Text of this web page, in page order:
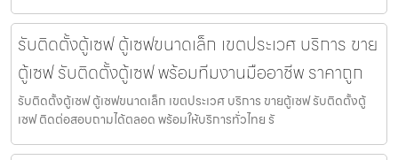
รับติดตั้งตู้เซฟ ตู้เซฟขนาดเล็ก เขตประเวศ บริการ ขาย
ตู้เซฟ รับติดตั้งตู้เซฟ พร้อมทีมงานมืออาชีพ ราคาถูก
รับติดตั้งตู้เซฟ ตู้เซฟขนาดเล็ก เขตประเวศ บริการ ขายตู้เซฟ รับติดตั้งตู้
เซฟ ติดต่อสอบถามได้ตลอด พร้อมให้บริการทั่วไทย รั